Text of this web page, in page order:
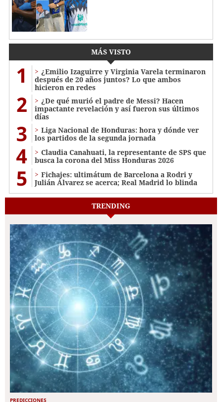
MÁS VISTO
1
¿Emilio Izaguirre y Virginia Varela terminaron
después de 20 años juntos? Lo que ambos
hicieron en redes
2
¿De qué murió el padre de Messi? Hacen
impactante revelación y así fueron sus últimos
días
3
Liga Nacional de Honduras: hora y dónde ver
los partidos de la segunda jornada
4
Claudia Canahuati, la representante de SPS que
busca la corona del Miss Honduras 2026
5
Fichajes: ultimátum de Barcelona a Rodri y
Julián Álvarez se acerca; Real Madrid lo blinda
TRENDING
PREDICCIONES